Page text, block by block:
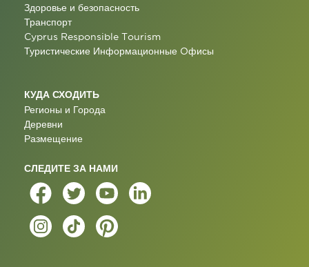
Здоровье и безопасность
Транспорт
Cyprus Responsible Tourism
Туристические Информационные Oфисы
КУДА СХОДИТЬ
Регионы и Города
Деревни
Размещение
СЛЕДИТЕ ЗА НАМИ